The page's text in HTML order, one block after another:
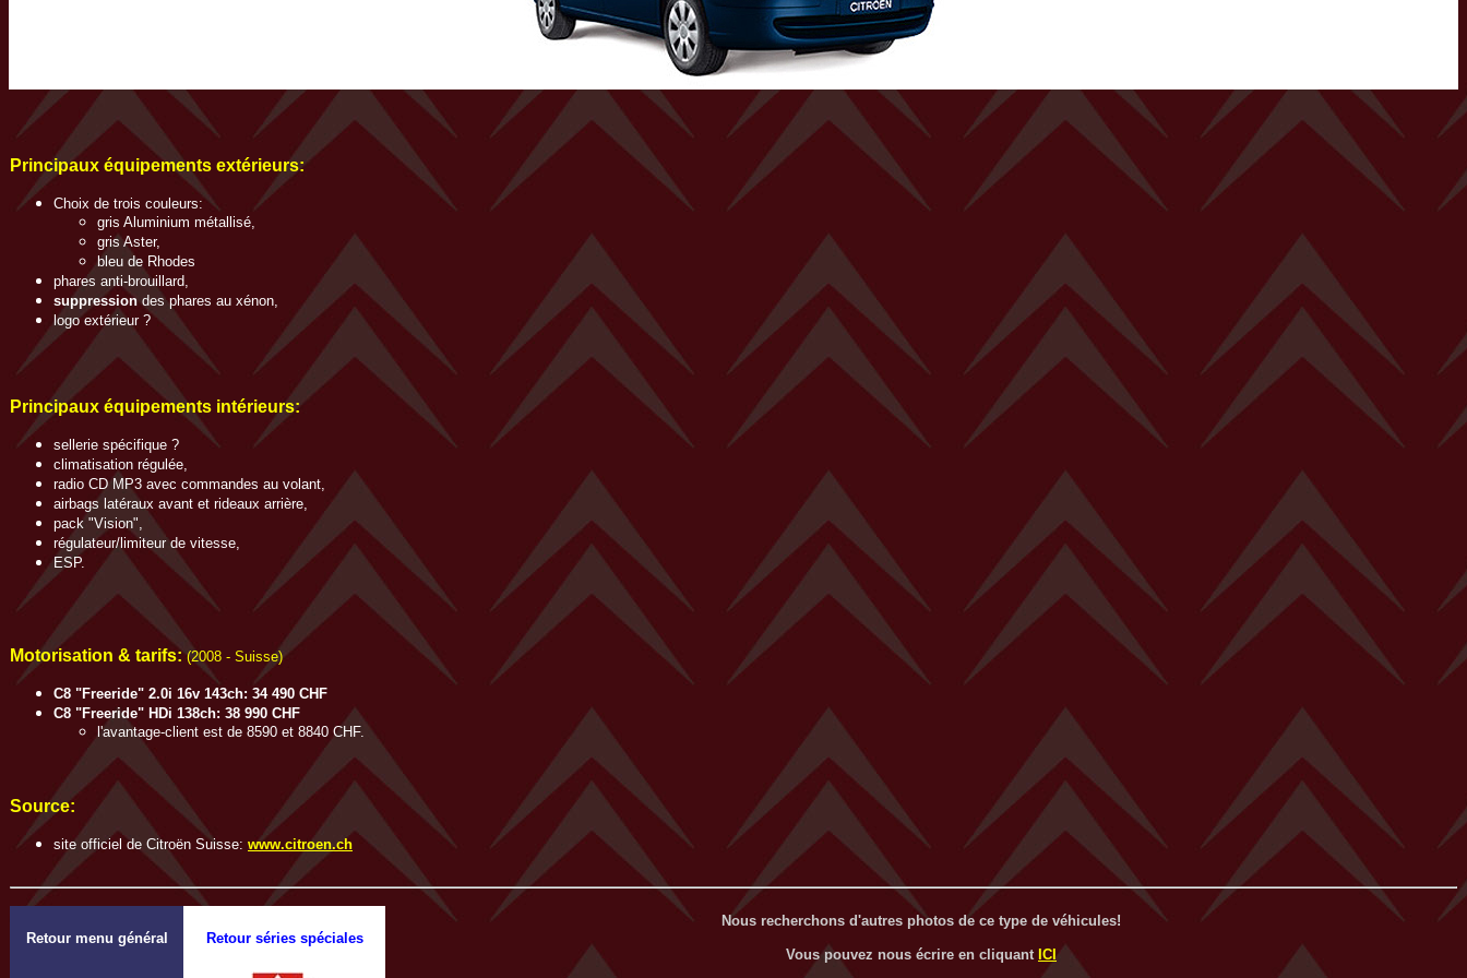
Principaux équipements extérieurs:
Choix de trois couleurs:
gris Aluminium métallisé,
gris Aster,
bleu de Rhodes
phares anti-brouillard,
suppressiondes phares au xénon,
logo extérieur ?
Principaux équipements intérieurs:
sellerie spécifique ?
climatisation régulée,
radio CD MP3 avec commandes au volant,
airbags latéraux avant et rideaux arrière,
pack "Vision",
régulateur/limiteur de vitesse,
ESP.
Motorisation & tarifs:(2008 - Suisse)
C8 "Freeride" 2.0i 16v 143ch: 34 490 CHF
C8 "Freeride" HDi 138ch: 38 990 CHF
l'avantage-client est de 8590 et 8840 CHF.
Source:
site officiel de Citroën Suisse: www.citroen.ch
Retour menu général Retour séries spéciales
Nous recherchons d'autres photos de ce type de véhicules!
Vous pouvez nous écrire en cliquant ICI